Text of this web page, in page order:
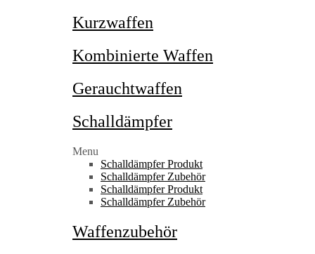
Kurzwaffen
Kombinierte Waffen
Gerauchtwaffen
Schalldämpfer
Menu
Schalldämpfer Produkt
Schalldämpfer Zubehör
Schalldämpfer Produkt
Schalldämpfer Zubehör
Waffenzubehör